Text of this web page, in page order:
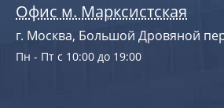
Офис м. Марксистская
г. Москва, Большой Дровяной
Пн - Пт с 10:00 до 19:00